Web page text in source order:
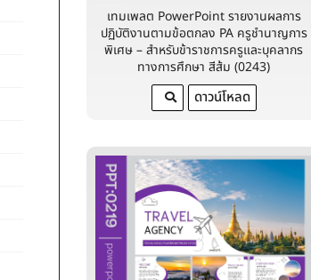
เทมเพลต PowerPoint รายงานผลการ
ปฏิบัติงานตามข้อตกลง PA ครูชํานาญการ
พิเศษ – สำหรับข้าราชการครูและบุคลากร
ทางการศึกษา สีส้ม (0243)
ดาวน์โหลด